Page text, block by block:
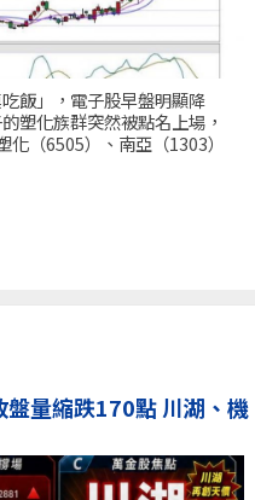
飯」，電子股早盤明顯降
塑化族群突然被點名上場，
（6505）、南亞（1303）
量縮跌170點 川湖、機